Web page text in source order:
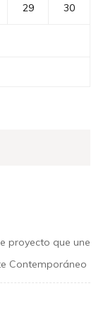
29 30
proyecto que une
Contemporáneo